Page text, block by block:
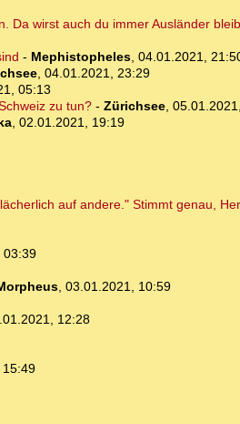
Da wirst auch du immer Ausländer
- Mephistopheles, 04.01.2021,
, 04.01.2021, 23:29
05:13
zu tun?- Zürichsee,
, 02.01.2021, 19:19
auf andere." Stimmt genau,
03:39
, 03.01.2021, 10:59
12:28